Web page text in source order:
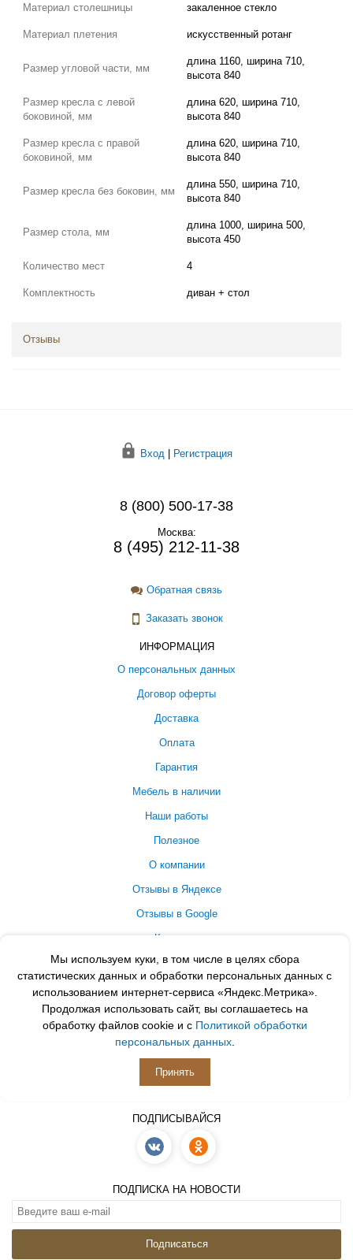
Материал столешницы закаленное стекло
Материал плетения искусственный ротанг
Размер угловой части, мм
длина 1160, ширина 710,
высота 840
Размер кресла с левой
боковиной, мм
длина 620, ширина 710,
высота 840
Размер кресла с правой
боковиной, мм
длина 620, ширина 710,
высота 840
Размер кресла без боковин, мм
длина 550, ширина 710,
высота 840
Размер стола, мм
длина 1000, ширина 500,
высота 450
Количество мест 4
Комплектность диван + стол
Отзывы
Мы используем куки, в том числе в целях сбора
статистических данных и обработки персональных данных с
использованием интернет-сервиса «Яндекс.Метрика».
Продолжая использовать сайт, вы соглашаетесь на
обработку файлов cookie и с Политикой обработки
персональных данных.
Принять
Вход | Регистрация
8 (800) 500-17-38
Москва:
8 (495) 212-11-38
Обратная связь
Заказать звонок
ИНФОРМАЦИЯ
О персональных данных
Договор оферты
Доставка
Оплата
Гарантия
Мебель в наличии
Наши работы
Полезное
О компании
Отзывы в Яндексе
Отзывы в Google
Контакты
Принимаем к оплате
ПОДПИСЫВАЙСЯ
ПОДПИСКА НА НОВОСТИ
Подписаться